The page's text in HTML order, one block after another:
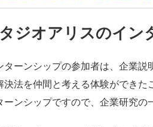
ジオアリスのイン
ターンシップの参加者は、企業
決法を仲間と考える体験ができ
ーンシップですので、企業研究の